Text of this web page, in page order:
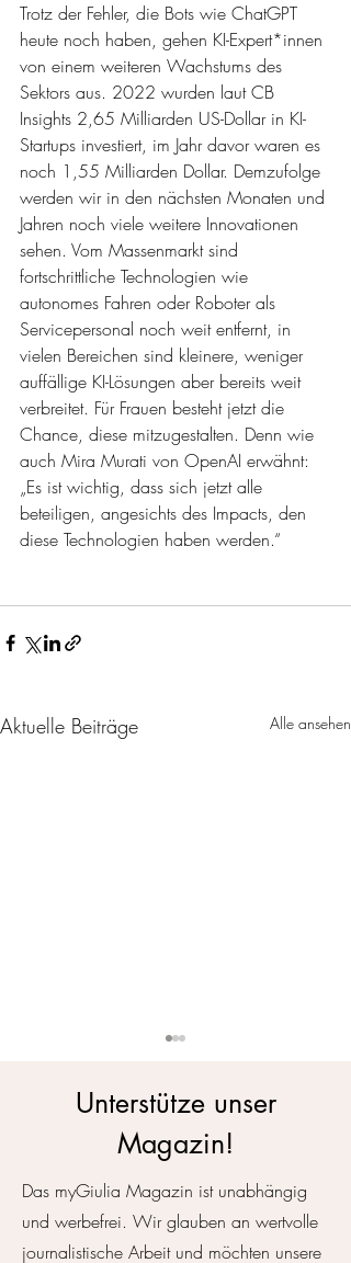
Trotz der Fehler, die Bots wie ChatGPT
heute noch haben, gehen KI-Expert*innen
von einem weiteren Wachstums des
Sektors aus. 2022 wurden laut CB
Insights 2,65 Milliarden US-Dollar in KI-
Startups investiert, im Jahr davor waren es
noch 1,55 Milliarden Dollar. Demzufolge
werden wir in den nächsten Monaten und
Jahren noch viele weitere Innovationen
sehen. Vom Massenmarkt sind
fortschrittliche Technologien wie
autonomes Fahren oder Roboter als
Servicepersonal noch weit entfernt, in
vielen Bereichen sind kleinere, weniger
auffällige KI-Lösungen aber bereits weit
verbreitet. Für Frauen besteht jetzt die
Chance, diese mitzugestalten. Denn wie
auch Mira Murati von OpenAI erwähnt:
„Es ist wichtig, dass sich jetzt alle
beteiligen, angesichts des Impacts, den
diese Technologien haben werden.“
Aktuelle Beiträge Alle ansehen
Simone de Beauvoir - Was
bedeutet es eine Frau zu
Unterstütze unser
Magazin!
Das myGiulia Magazin ist unabhängig
und werbefrei. Wir glauben an wertvolle
journalistische Arbeit und möchten unsere